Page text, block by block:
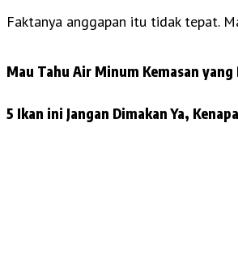
Faktanya anggapan itu tidak tepat.
Mau Tahu Air Minum Kemasan
5 Ikan ini Jangan Dimakan Ya,